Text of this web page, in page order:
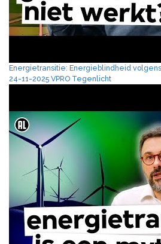
Energietransitie: Energieblindheid
24-11-2025 VPRO Tegenlicht